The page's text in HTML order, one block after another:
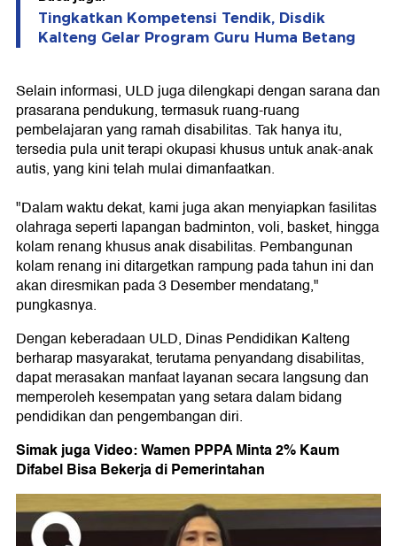
Tingkatkan Kompetensi Tendik, Disdik
Kalteng Gelar Program Guru Huma Betang
Selain informasi, ULD juga dilengkapi dengan sarana dan
prasarana pendukung, termasuk ruang-ruang
pembelajaran yang ramah disabilitas. Tak hanya itu,
tersedia pula unit terapi okupasi khusus untuk anak-anak
autis, yang kini telah mulai dimanfaatkan.
"Dalam waktu dekat, kami juga akan menyiapkan fasilitas
olahraga seperti lapangan badminton, voli, basket, hingga
kolam renang khusus anak disabilitas. Pembangunan
kolam renang ini ditargetkan rampung pada tahun ini dan
akan diresmikan pada 3 Desember mendatang,"
pungkasnya.
Dengan keberadaan ULD, Dinas Pendidikan Kalteng
berharap masyarakat, terutama penyandang disabilitas,
dapat merasakan manfaat layanan secara langsung dan
memperoleh kesempatan yang setara dalam bidang
pendidikan dan pengembangan diri.
Simak juga Video: Wamen PPPA Minta 2% Kaum
Difabel Bisa Bekerja di Pemerintahan